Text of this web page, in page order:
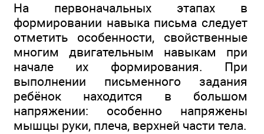
На первоначальных этапах в
формировании навыка письма следует
отметить особенности, свойственные
многим двигательным навыкам при
начале их формирования. При
выполнении письменного задания
ребёнок находится в большом
напряжении: особенно напряжены
мышцы руки, плеча, верхней части тела.